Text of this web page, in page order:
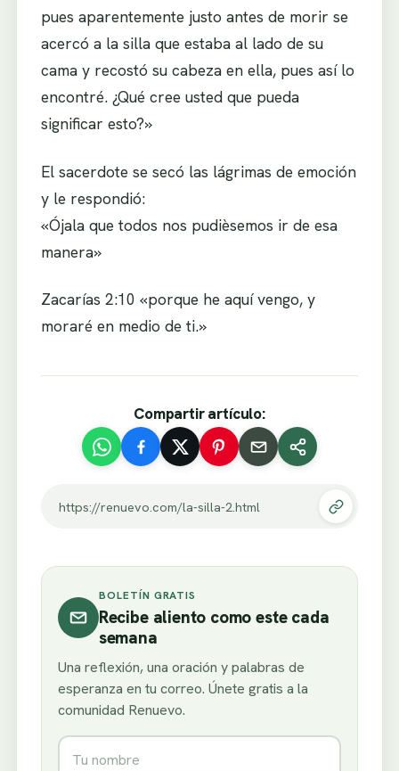
pues aparentemente justo antes de morir se
acercó a la silla que estaba al lado de su
cama y recostó su cabeza en ella, pues así lo
encontré. ¿Qué cree usted que pueda
significar esto?»
El sacerdote se secó las lágrimas de emoción
y le respondió:
«Ójala que todos nos pudièsemos ir de esa
manera»
Zacarías 2:10 «porque he aquí vengo, y
moraré en medio de ti.»
Compartir artículo:
https://renuevo.com/la-silla-2.html
BOLETÍN GRATIS
Recibe aliento como este cada
semana
Una reflexión, una oración y palabras de
esperanza en tu correo. Únete gratis a la
comunidad Renuevo.
Nombre